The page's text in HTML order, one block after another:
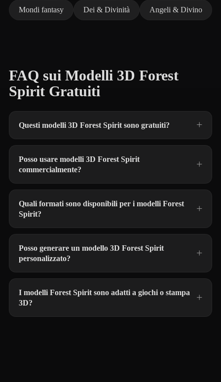
Mondi fantasy Dei & Divinità Angeli & Divino
FAQ sui Modelli 3D Forest
Spirit Gratuiti
Questi modelli 3D Forest Spirit sono gratuiti?
Posso usare modelli 3D Forest Spirit
commercialmente?
Quali formati sono disponibili per i modelli Forest
Spirit?
Posso generare un modello 3D Forest Spirit
personalizzato?
I modelli Forest Spirit sono adatti a giochi o stampa
3D?